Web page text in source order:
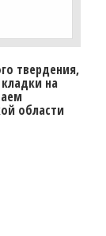
твердения,
на
области